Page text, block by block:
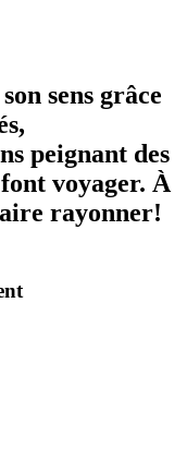
sens grâce
peignant des
voyager. À
rayonner!